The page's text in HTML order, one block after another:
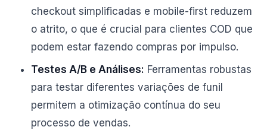
checkout simplificadas e mobile-first reduzem
o atrito, o que é crucial para clientes COD que
podem estar fazendo compras por impulso.
Testes A/B e Análises: Ferramentas robustas
para testar diferentes variações de funil
permitem a otimização contínua do seu
processo de vendas.